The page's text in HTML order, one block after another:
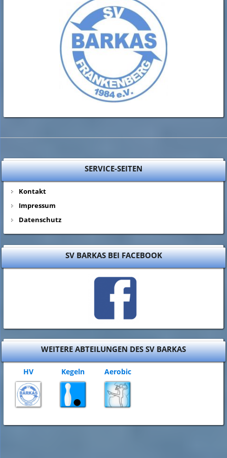
SERVICE-SEITEN
Kontakt
Impressum
Datenschutz
SV BARKAS BEI FACEBOOK
WEITERE ABTEILUNGEN DES SV BARKAS
HV Kegeln Aerobic